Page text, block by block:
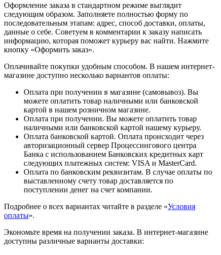
Оформление заказа в стандартном режиме выглядит
следующим образом. Заполняете полностью форму по
последовательным этапам: адрес, способ доставки, оплаты,
данные о себе. Советуем в комментарии к заказу написать
информацию, которая поможет курьеру вас найти. Нажмите
кнопку «Оформить заказ».
Оплачивайте покупки удобным способом. В нашем интернет-
магазине доступно несколько вариантов оплаты:
Оплата при получении в магазине (самовывоз). Вы
можете оплатить товар наличными или банковской
картой в нашем розничном магазине.
Оплата при получении. Вы можете оплатить товар
наличными или банковской картой нашему курьеру.
Оплата банковской картой. Оплата происходит через
авторизационный сервер Процессингового центра
Банка с использованием Банковских кредитных карт
следующих платежных систем: VISA и MasterCard.
Оплата по банковским реквизитам. В случае оплаты по
выставленному счету товар доставляется по
поступлении денег на счет компании.
Подробнее о всех вариантах читайте в разделе «Условия
оплаты».
Экономьте время на получении заказа. В интернет-магазине
доступны различные варианты доставки: